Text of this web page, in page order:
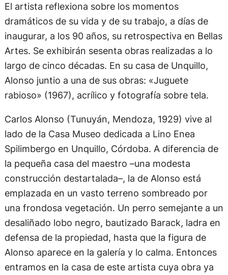
El artista reflexiona sobre los momentos
dramáticos de su vida y de su trabajo, a días de
inaugurar, a los 90 años, su retrospectiva en Bellas
Artes. Se exhibirán sesenta obras realizadas a lo
largo de cinco décadas. En su casa de Unquillo,
Alonso juntio a una de sus obras: «Juguete
rabioso» (1967), acrílico y fotografía sobre tela.
Carlos Alonso (Tunuyán, Mendoza, 1929) vive al
lado de la Casa Museo dedicada a Lino Enea
Spilimbergo en Unquillo, Córdoba. A diferencia de
la pequeña casa del maestro –una modesta
construcción destartalada–, la de Alonso está
emplazada en un vasto terreno sombreado por
una frondosa vegetación. Un perro semejante a un
desaliñado lobo negro, bautizado Barack, ladra en
defensa de la propiedad, hasta que la figura de
Alonso aparece en la galería y lo calma. Entonces
entramos en la casa de este artista cuya obra ya